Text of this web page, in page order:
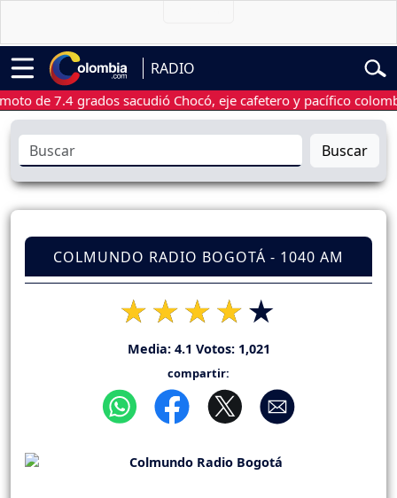
RADIO
7.4 grados sacudió Chocó, eje cafetero y pacífico colombiano
Buscar
COLMUNDO RADIO BOGOTÁ - 1040 AM
Media: 4.1 Votos: 1,021
compartir: